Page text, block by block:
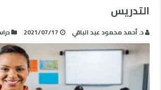
التدريس
د. أحمد محمود عبد الباقي 2021/07/17